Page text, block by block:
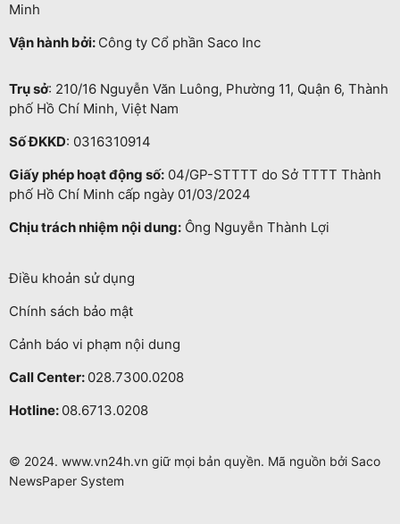
Minh
Vận hành bởi: Công ty Cổ phần Saco Inc
Trụ sở: 210/16 Nguyễn Văn Luông, Phường 11, Quận 6, Thành
phố Hồ Chí Minh, Việt Nam
Số ĐKKD: 0316310914
Giấy phép hoạt động số: 04/GP-STTTT do Sở TTTT Thành
phố Hồ Chí Minh cấp ngày 01/03/2024
Chịu trách nhiệm nội dung: Ông Nguyễn Thành Lợi
Điều khoản sử dụng
Chính sách bảo mật
Cảnh báo vi phạm nội dung
Call Center: 028.7300.0208
Hotline: 08.6713.0208
© 2024. www.vn24h.vn giữ mọi bản quyền. Mã nguồn bởi Saco
NewsPaper System